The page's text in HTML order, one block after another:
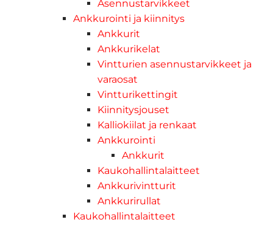
Asennustarvikkeet
Ankkurointi ja kiinnitys
Ankkurit
Ankkurikelat
Vintturien asennustarvikkeet ja
varaosat
Vintturikettingit
Kiinnitysjouset
Kalliokiilat ja renkaat
Ankkurointi
Ankkurit
Kaukohallintalaitteet
Ankkurivintturit
Ankkurirullat
Kaukohallintalaitteet